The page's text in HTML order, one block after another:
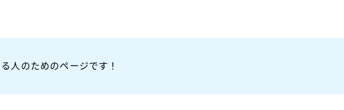
人のためのページです！